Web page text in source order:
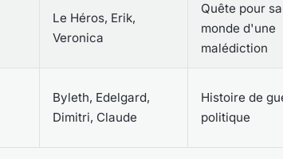
Le Héros, Erik,
Veronica
Quête pour
monde d'une
malédiction
Byleth, Edelgard,
Dimitri, Claude
Histoire de
politique